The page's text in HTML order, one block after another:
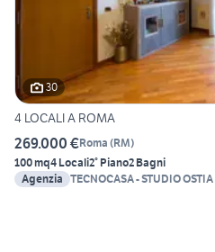
30
4 LOCALI A ROMA
269.000 €Roma (RM)
100 mq4 Locali2° Piano2 Bagni
Agenzia